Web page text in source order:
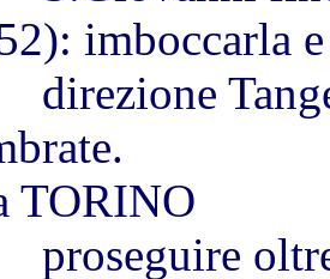
imboccarla
oltre la